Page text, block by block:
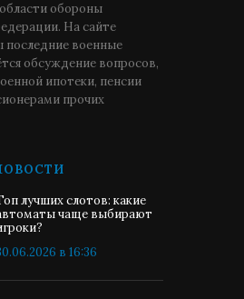
обороны
На сайте
последние военные
обсуждение вопросов,
ипотеки, пенсии
прочих
лучших слотов: какие
чаще выбирают
в 16:36